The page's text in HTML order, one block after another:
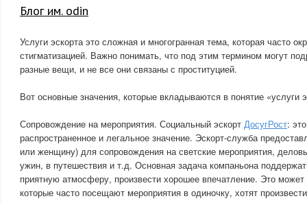
Блог им. odin
Услуги эскорта это сложная и многогранная тема, которая часто
стигматизацией. Важно понимать, что под этим термином могут
разные вещи, и не все они связаны с проституцией.
Вот основные значения, которые вкладываются в понятие «услуги
Сопровождение на мероприятия. Социальный эскорт ДосугРост:
распространенное и легальное значение. Эскорт-служба
или женщину) для сопровождения на светские мероприятия,
ужин, в путешествия и т.д. Основная задача компаньона
приятную атмосферу, произвести хорошее впечатление. Это
которые часто посещают мероприятия в одиночку, хотят